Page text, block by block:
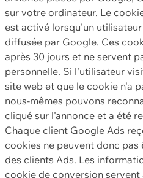
sur votre ordinateur. Le
est activé lorsqu'un
diffusée par Google. Ces
après 30 jours et ne servent
personnelle. Si l'utilisateur
site web et que le cookie n'a
nous-mêmes pouvons
cliqué sur l'annonce et a été
Chaque client Google Ads
cookies ne peuvent donc pas
des clients Ads. Les
cookie de conversion